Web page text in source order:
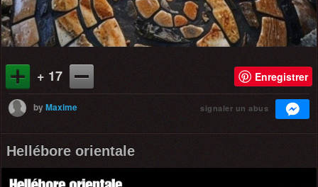
+ 17 Enregistrer
byMaxime signaler un abus
Hellébore orientale